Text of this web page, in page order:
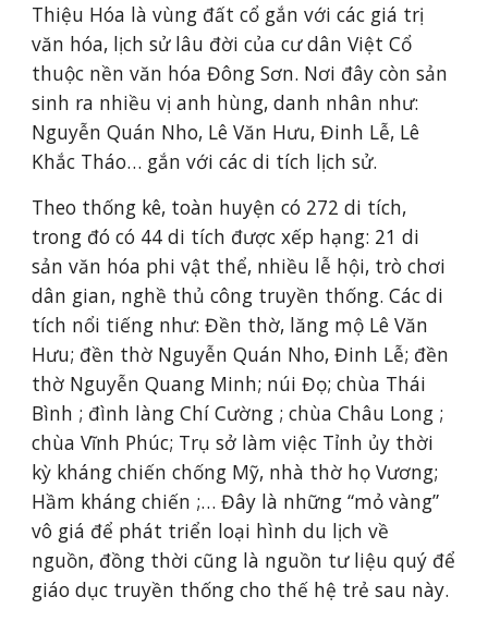
Thiệu Hóa là vùng đất cổ gắn với các giá trị
văn hóa, lịch sử lâu đời của cư dân Việt Cổ
thuộc nền văn hóa Đông Sơn. Nơi đây còn sản
sinh ra nhiều vị anh hùng, danh nhân như:
Nguyễn Quán Nho, Lê Văn Hưu, Đinh Lễ, Lê
Khắc Tháo… gắn với các di tích lịch sử.
Theo thống kê, toàn huyện có 272 di tích,
trong đó có 44 di tích được xếp hạng: 21 di
sản văn hóa phi vật thể, nhiều lễ hội, trò chơi
dân gian, nghề thủ công truyền thống. Các di
tích nổi tiếng như: Đền thờ, lăng mộ Lê Văn
Hưu; đền thờ Nguyễn Quán Nho, Đinh Lễ; đền
thờ Nguyễn Quang Minh; núi Đọ; chùa Thái
Bình ; đình làng Chí Cường ; chùa Châu Long ;
chùa Vĩnh Phúc; Trụ sở làm việc Tỉnh ủy thời
kỳ kháng chiến chống Mỹ, nhà thờ họ Vương;
Hầm kháng chiến ;… Đây là những “mỏ vàng”
vô giá để phát triển loại hình du lịch về
nguồn, đồng thời cũng là nguồn tư liệu quý để
giáo dục truyền thống cho thế hệ trẻ sau này.